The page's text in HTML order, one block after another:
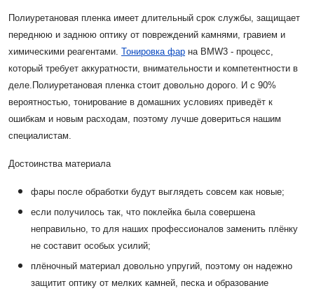
Полиуретановая пленка имеет длительный срок службы, защищает
переднюю и заднюю оптику от повреждений камнями, гравием и
химическими реагентами. Тонировка фар на BMW3 - процесс,
который требует аккуратности, внимательности и компетентности в
деле. Полиуретановая пленка стоит довольно дорого. И с 90%
вероятностью, тонирование в домашних условиях приведёт к
ошибкам и новым расходам, поэтому лучше довериться нашим
специалистам.
Достоинства материала
фары после обработки будут выглядеть совсем как новые;
если получилось так, что поклейка была совершена
неправильно, то для наших профессионалов заменить плёнку
не составит особых усилий;
плёночный материал довольно упругий, поэтому он надежно
защитит оптику от мелких камней, песка и образование